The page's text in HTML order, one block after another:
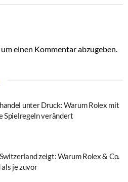
um einen Kommentar abzugeben.
unter Druck: Warum Rolex mit
Spielregeln verändert
zeigt: Warum Rolex & Co.
je zuvor